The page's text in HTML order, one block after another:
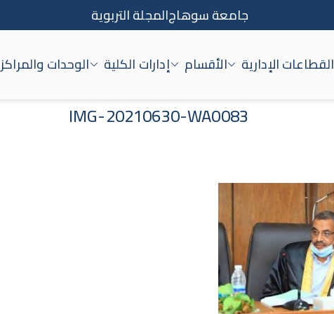
جامعة سوهاجالمجلة التربوية
القطاعات الإدارية الأقسام إدارات الكلية الوحدات والمراكز
IMG-20210630-WA0083